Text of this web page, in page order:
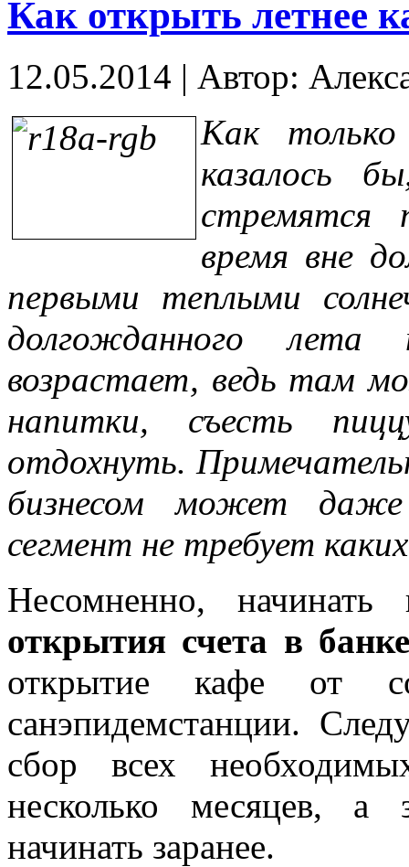
Как открыть летнее
12.05.2014 | Автор:
Как
казалось
стремятся
время вне
первыми теплыми
долгожданного лета
возрастает, ведь там
напитки, съесть
отдохнуть.
бизнесом может даже
сегмент не требует
Несомненно,
открытия счета в
открытие кафе от
санэпидемстанции.
сбор всех
несколько месяцев, а
начинать заранее.